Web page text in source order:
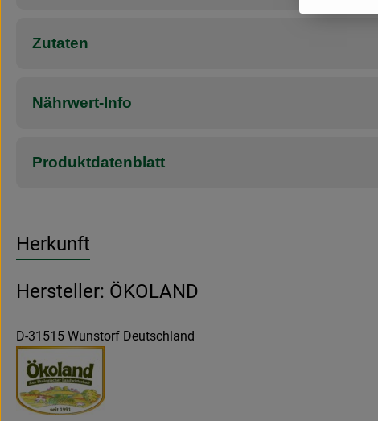
Zutaten
Nährwert-Info
Produktdatenblatt
Herkunft
Hersteller: ÖKOLAND
D-31515 Wunstorf Deutschland